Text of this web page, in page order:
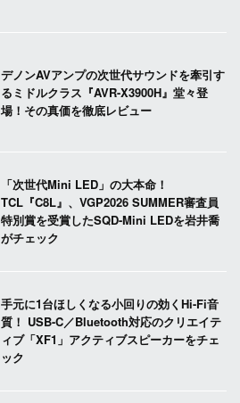
デノンAVアンプの次世代サウンドを牽引す
るミドルクラス『AVR-X3900H』堂々登
場！その真価を徹底レビュー
「次世代Mini LED」の大本命！
TCL『C8L』、VGP2026 SUMMER審査員
特別賞を受賞したSQD-Mini LEDを岩井喬
がチェック
手元に1台ほしくなる小回りの効くHi-Fi音
質！ USB-C／Bluetooth対応のクリエイテ
ィブ「XF1」アクティブスピーカーをチェ
ック